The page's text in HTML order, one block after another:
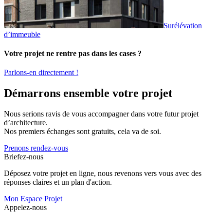
Surélévation
d’immeuble
Votre projet ne rentre pas dans les cases ?
Parlons-en directement !
Démarrons ensemble votre projet
Nous serions ravis de vous accompagner dans votre futur projet
d’architecture.
Nos premiers échanges sont gratuits, cela va de soi.
Prenons rendez-vous
Briefez-nous
Déposez votre projet en ligne, nous revenons vers vous avec des
réponses claires et un plan d'action.
Mon Espace Projet
Appelez-nous